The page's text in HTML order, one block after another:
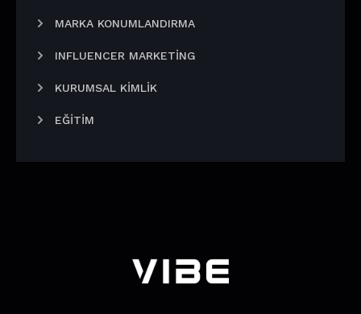
MARKA KONUMLANDIRMA
INFLUENCER MARKETING
KURUMSAL KIMLIK
EĞITIM